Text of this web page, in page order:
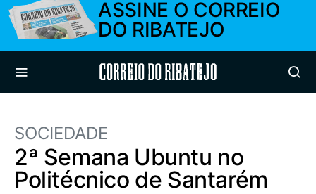
ASSINE O CORREIO
DO RIBATEJO
Correio do Ribatejo
SOCIEDADE
2ª Semana Ubuntu no
Politécnico de Santarém